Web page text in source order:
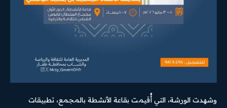
وشهدت الورشة، التي أُقيمت بقاعة الأنشطة بالمجمع، تطبيقات